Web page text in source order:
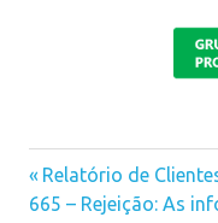
Navegação
Previous
Post:
Relatório de
Next
665 – Rejeição: As